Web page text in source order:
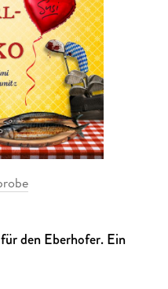
den Eberhofer. Ein